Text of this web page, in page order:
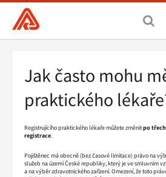
Všeobecná
zdravotní
hlavní
stránka
Drobečková
navigace
Jak často mohu
praktického
Registrujícího praktického lékaře můžete změnitpo
registrace.
Pojištěnec má obecně (bez časové limitace) právo na
služeb na území České republiky, který je ve smluvním
a na výběr zdravotnického zařízení. Omezení, že toto